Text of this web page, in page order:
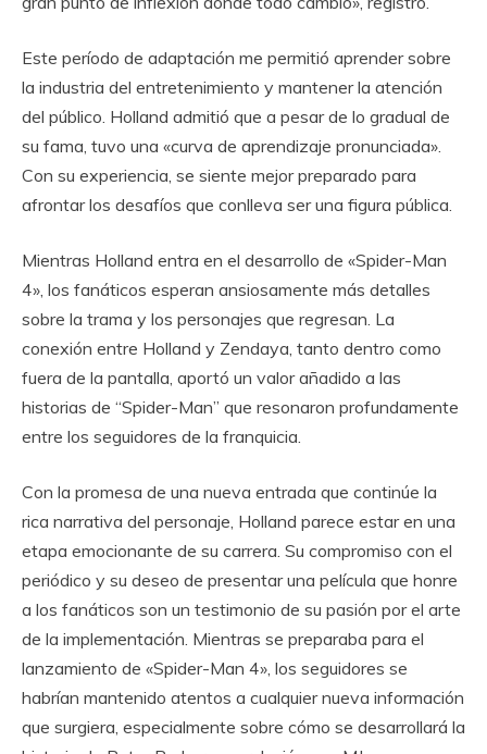
Este período de adaptación me permitió aprender sobre
la industria del entretenimiento y mantener la atención
del público. Holland admitió que a pesar de lo gradual de
su fama, tuvo una «curva de aprendizaje pronunciada».
Con su experiencia, se siente mejor preparado para
afrontar los desafíos que conlleva ser una figura pública.
Mientras Holland entra en el desarrollo de «Spider-Man
4», los fanáticos esperan ansiosamente más detalles
sobre la trama y los personajes que regresan. La
conexión entre Holland y Zendaya, tanto dentro como
fuera de la pantalla, aportó un valor añadido a las
historias de “Spider-Man” que resonaron profundamente
entre los seguidores de la franquicia.
Con la promesa de una nueva entrada que continúe la
rica narrativa del personaje, Holland parece estar en una
etapa emocionante de su carrera. Su compromiso con el
periódico y su deseo de presentar una película que honre
a los fanáticos son un testimonio de su pasión por el arte
de la implementación. Mientras se preparaba para el
lanzamiento de «Spider-Man 4», los seguidores se
habrían mantenido atentos a cualquier nueva información
que surgiera, especialmente sobre cómo se desarrollará la